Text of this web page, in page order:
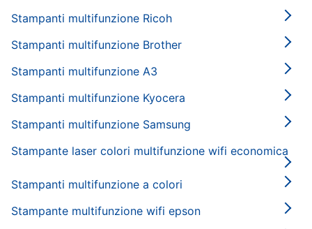
Stampanti multifunzione Ricoh
Stampanti multifunzione Brother
Stampanti multifunzione A3
Stampanti multifunzione Kyocera
Stampanti multifunzione Samsung
Stampante laser colori multifunzione wifi economica
Stampanti multifunzione a colori
Stampante multifunzione wifi epson